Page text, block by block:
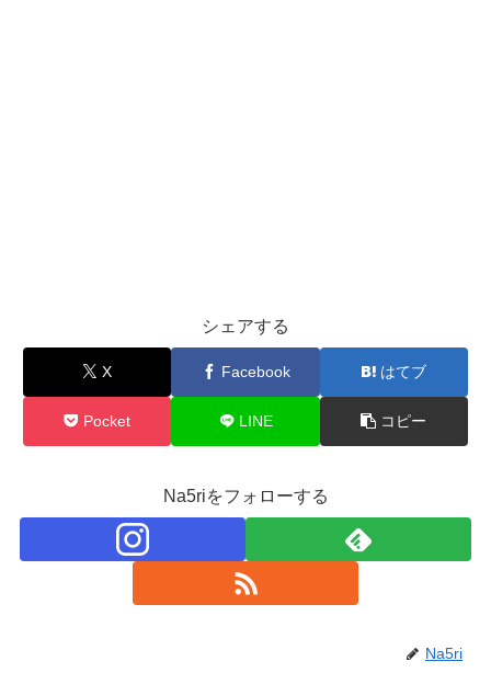
シェアする
X Facebook はてブ
Pocket LINE コピー
Na5riをフォローする
Na5ri